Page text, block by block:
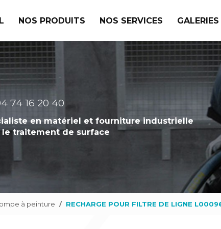
NOS PRODUITS NOS SERVICES GALERIES
74 16 20 40
en matériel et fourniture industrielle
le traitement de surface
à peinture RECHARGE POUR FILTRE DE LIGNE